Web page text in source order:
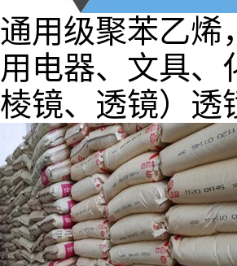
通用级聚苯乙烯
用电器、文具、
棱镜、透镜）透